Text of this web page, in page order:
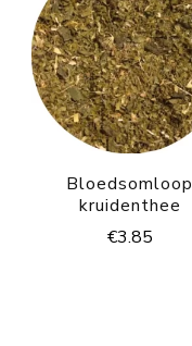
Bloedsomloop
kruidenthee
€3.85